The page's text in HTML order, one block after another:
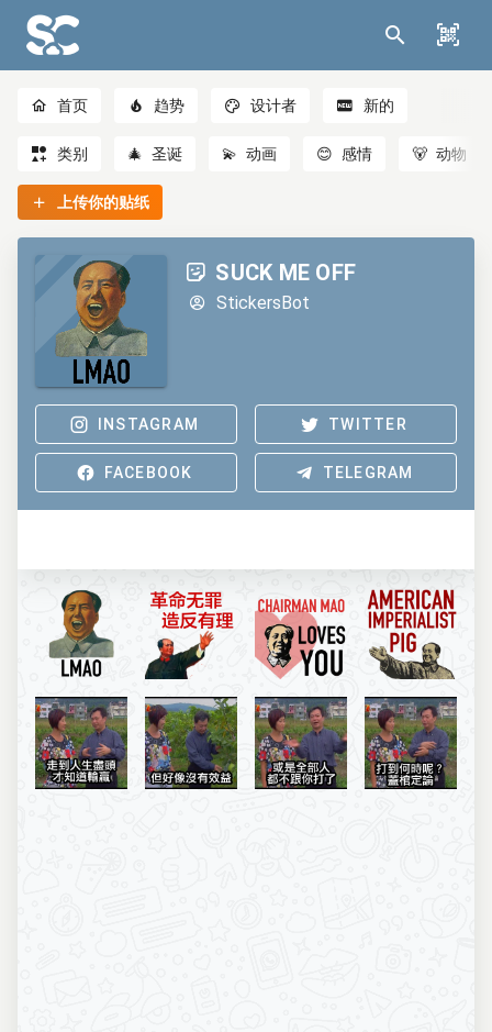
首页 趋势 设计者 新的
类别 🎄 圣诞 💫 动画 😊 感情 🐻 动物
上传你的贴纸
SUCK ME OFF
StickersBot
INSTAGRAM TWITTER
FACEBOOK TELEGRAM